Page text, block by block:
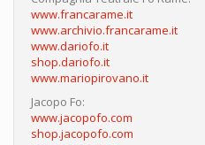
www.francarame.it
www.archivio.francarame.it
www.dariofo.it
shop.dariofo.it
www.mariopirovano.it
Jacopo Fo:
www.jacopofo.com
shop.jacopofo.com